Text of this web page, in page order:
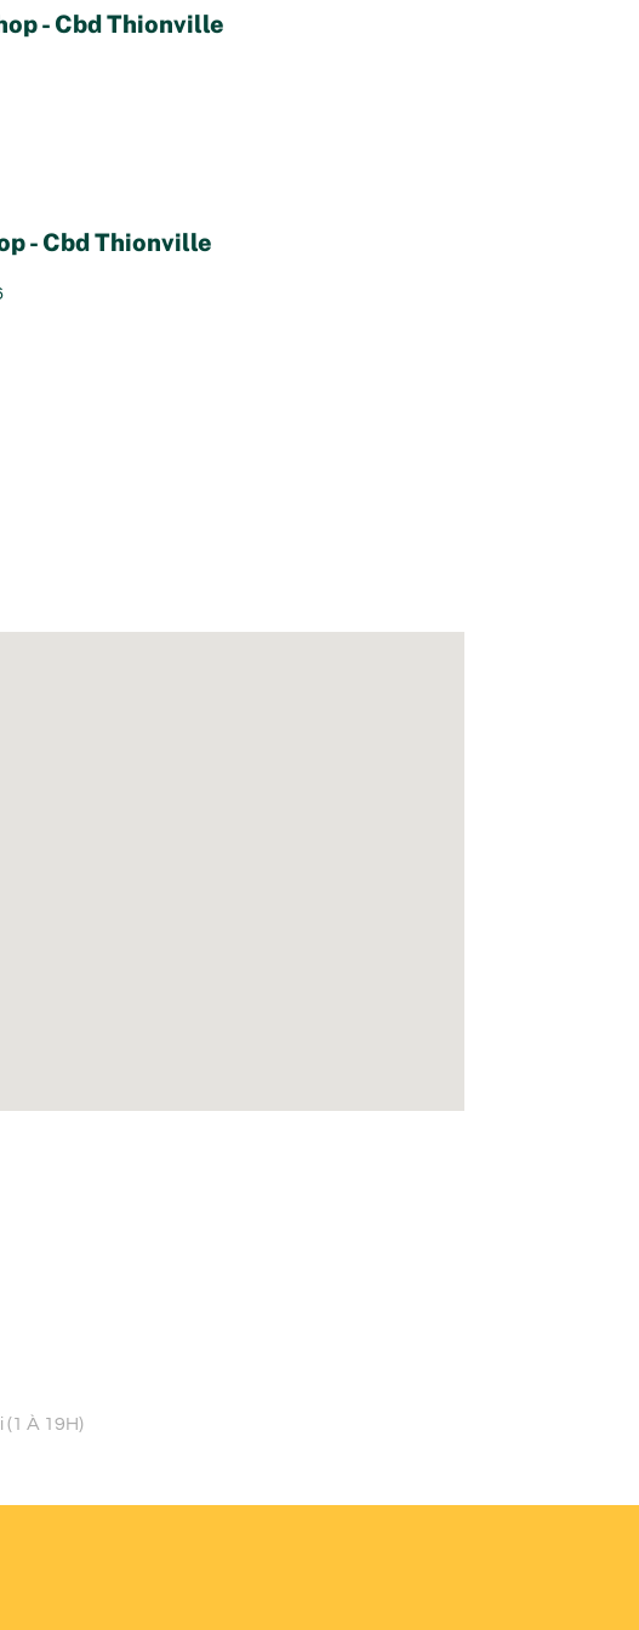
- Cbd Thionville
- Cbd Thionville
(1 À 19H)